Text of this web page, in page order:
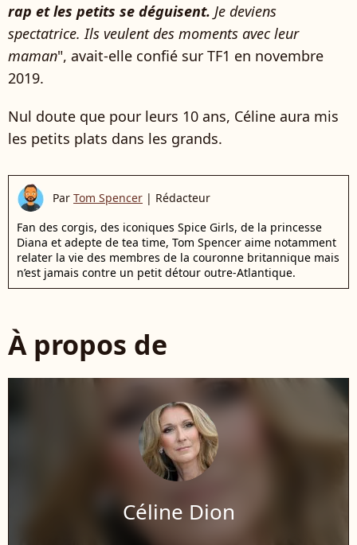
rap et les petits se déguisent. Je deviens
spectatrice. Ils veulent des moments avec leur
maman", avait-elle confié sur TF1 en novembre
2019.
Nul doute que pour leurs 10 ans, Céline aura mis
les petits plats dans les grands.
Par Tom Spencer | Rédacteur
Fan des corgis, des iconiques Spice Girls, de la princesse
Diana et adepte de tea time, Tom Spencer aime notamment
relater la vie des membres de la couronne britannique mais
n’est jamais contre un petit détour outre-Atlantique.
À propos de
Céline Dion